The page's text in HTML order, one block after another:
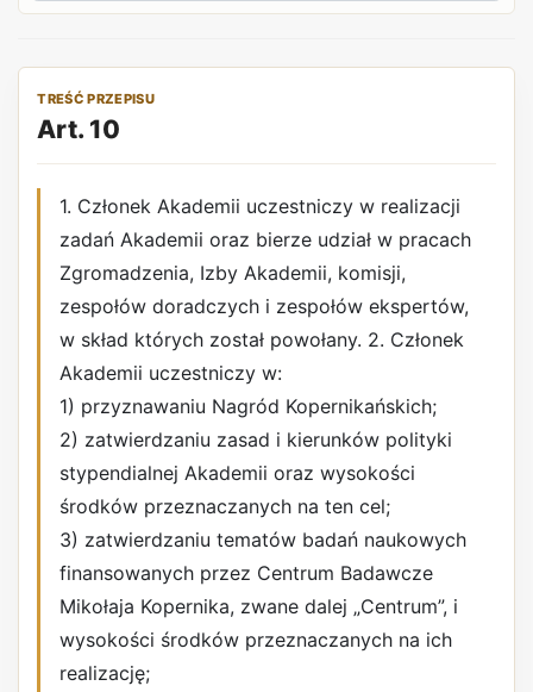
TREŚĆ PRZEPISU
Art. 10
1. Członek Akademii uczestniczy w realizacji
zadań Akademii oraz bierze udział w pracach
Zgromadzenia, Izby Akademii, komisji,
zespołów doradczych i zespołów ekspertów,
w skład których został powołany. 2. Członek
Akademii uczestniczy w:
1) przyznawaniu Nagród Kopernikańskich;
2) zatwierdzaniu zasad i kierunków polityki
stypendialnej Akademii oraz wysokości
środków przeznaczanych na ten cel;
3) zatwierdzaniu tematów badań naukowych
finansowanych przez Centrum Badawcze
Mikołaja Kopernika, zwane dalej „Centrum”, i
wysokości środków przeznaczanych na ich
realizację;